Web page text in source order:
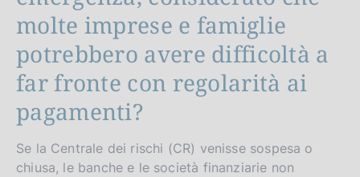
molte imprese e famiglie
potrebbero avere difficoltà a
far fronte con regolarità ai
pagamenti?
Se la Centrale dei rischi (CR) venisse sospesa o
chiusa, le banche e le società finanziarie non